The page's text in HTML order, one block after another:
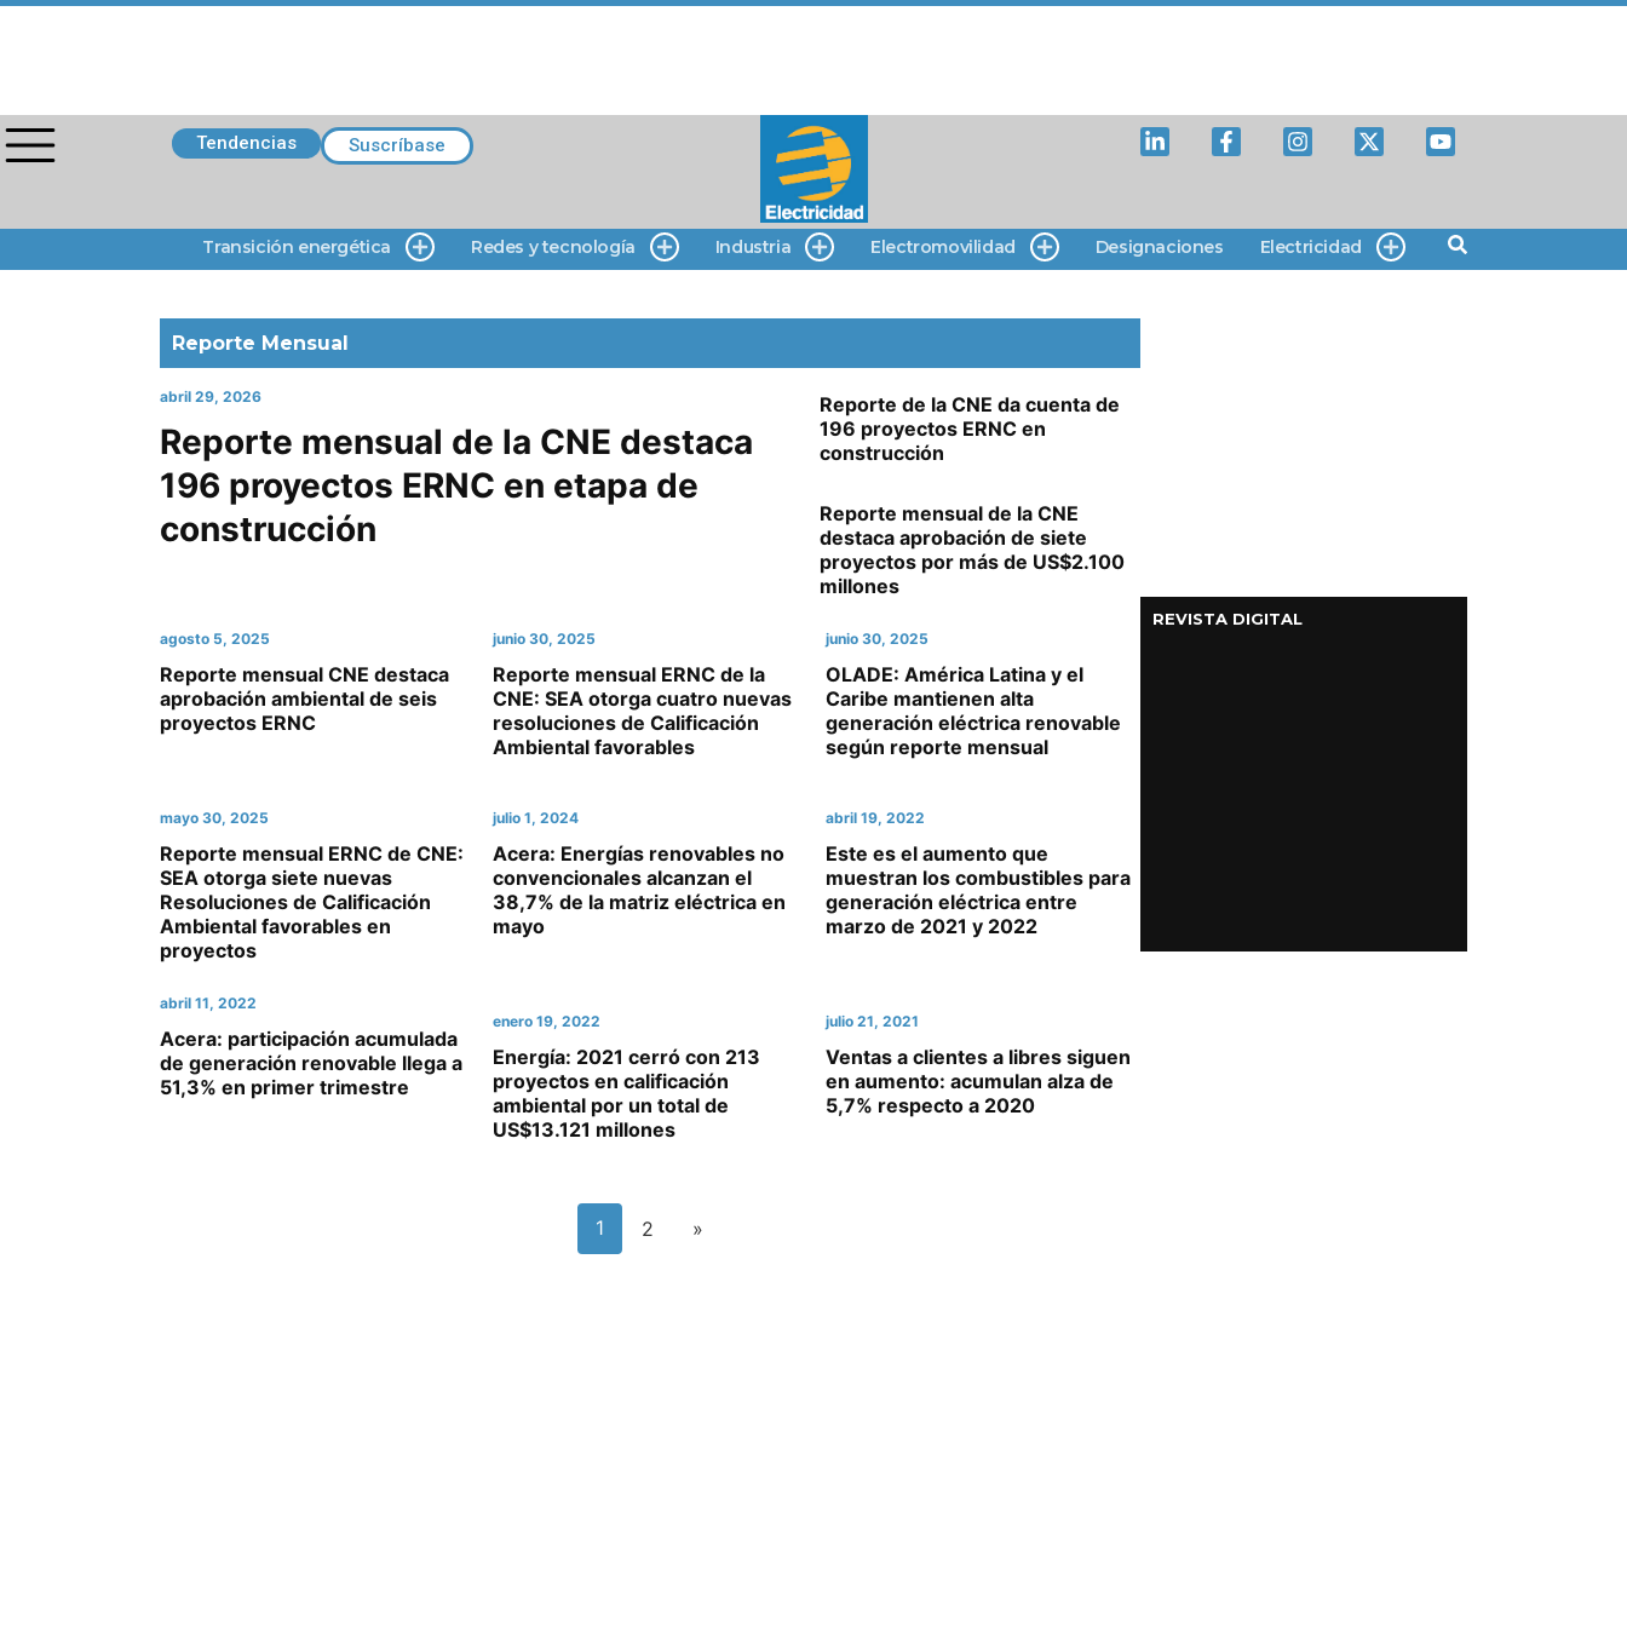
Tendencias Suscríbase
Transición energética Redes y tecnología Industria Electromovilidad Designaciones Electricidad
Reporte Mensual
abril 29, 2026
Reporte mensual de la CNE destaca
196 proyectos ERNC en etapa de
construcción
Reporte de la CNE da cuenta de
196 proyectos ERNC en
construcción
Reporte mensual de la CNE
destaca aprobación de siete
proyectos por más de US$2.100
millones
agosto 5, 2025
Reporte mensual CNE destaca
aprobación ambiental de seis
proyectos ERNC
junio 30, 2025
Reporte mensual ERNC de la
CNE: SEA otorga cuatro nuevas
resoluciones de Calificación
Ambiental favorables
junio 30, 2025
OLADE: América Latina y el
Caribe mantienen alta
generación eléctrica renovable
según reporte mensual
mayo 30, 2025
Reporte mensual ERNC de CNE:
SEA otorga siete nuevas
Resoluciones de Calificación
Ambiental favorables en
proyectos
julio 1, 2024
Acera: Energías renovables no
convencionales alcanzan el
38,7% de la matriz eléctrica en
mayo
abril 19, 2022
Este es el aumento que
muestran los combustibles para
generación eléctrica entre
marzo de 2021 y 2022
abril 11, 2022
Acera: participación acumulada
de generación renovable llega a
51,3% en primer trimestre
enero 19, 2022
Energía: 2021 cerró con 213
proyectos en calificación
ambiental por un total de
US$13.121 millones
julio 21, 2021
Ventas a clientes a libres siguen
en aumento: acumulan alza de
5,7% respecto a 2020
1 2 »
REVISTA DIGITAL